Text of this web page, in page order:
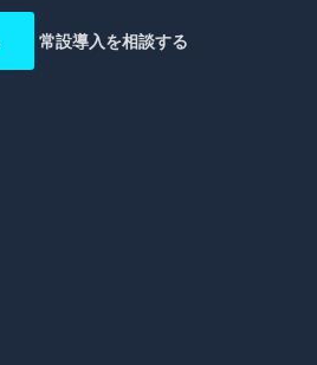
常設導入を相談する